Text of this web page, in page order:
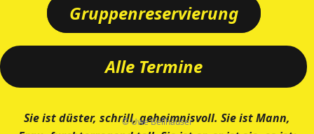
Gruppenreservierung
Alle Termine
Sie ist düster, schrill, geheimnisvoll. Sie ist Mann,
© Uwe Bellhäuser